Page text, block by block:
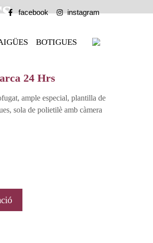
facebook instagram
BOTIGUES
24 Hrs
ample especial, plantilla de
sola de polietilè amb càmera